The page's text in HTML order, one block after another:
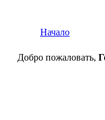
Начало
Добро пожаловать,